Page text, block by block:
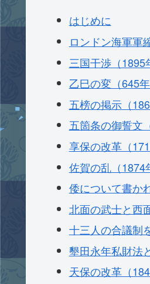
はじめに
ロンドン海軍軍
三国干渉（1895
乙巳の変（645年
五榜の掲示（
五箇条の御誓文
享保の改革（
佐賀の乱（1874
倭について書か
北面の武士と西
十三人の合議制
墾田永年私財法
天保の改革（